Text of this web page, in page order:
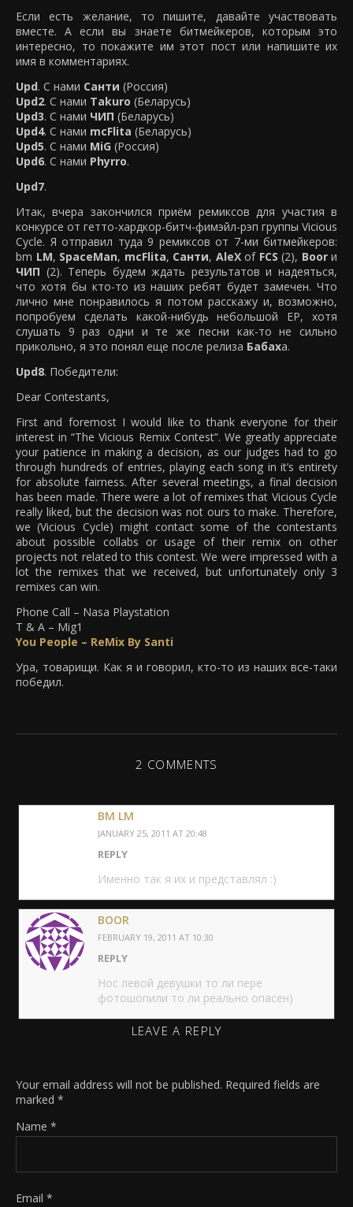
Если есть желание, то пишите, давайте участвовать
вместе. А если вы знаете битмейкеров, которым это
интересно, то покажите им этот пост или напишите их
имя в комментариях.
Upd. С нами Санти (Россия)
Upd2. С нами Takuro (Беларусь)
Upd3. С нами ЧИП (Беларусь)
Upd4. С нами mcFlita (Беларусь)
Upd5. С нами MiG (Россия)
Upd6. С нами Phyrro.
Upd7.
Итак, вчера закончился приём ремиксов для участия в
конкурсе от гетто-хардкор-битч-фимэйл-рэп группы Vicious
Cycle. Я отправил туда 9 ремиксов от 7-ми битмейкеров:
bm LM, SpaceMan, mcFlita, Санти, AleXof FCS (2), Boorи
ЧИП (2). Теперь будем ждать результатов и надеяться,
что хотя бы кто-то из наших ребят будет замечен. Что
лично мне понравилось я потом расскажу и, возможно,
попробуем сделать какой-нибудь небольшой ЕР, хотя
слушать 9 раз одни и те же песни как-то не сильно
прикольно, я это понял еще после релиза Бабаха.
Upd8. Победители:
Dear Contestants,
First and foremost I would like to thank everyone for their
interest in “The Vicious Remix Contest”. We greatly appreciate
your patience in making a decision, as our judges had to go
through hundreds of entries, playing each song in it’s entirety
for absolute fairness. After several meetings, a final decision
has been made. There were a lot of remixes that Vicious Cycle
really liked, but the decision was not ours to make. Therefore,
we (Vicious Cycle) might contact some of the contestants
about possible collabs or usage of their remix on other
projects not related to this contest. We were impressed with a
lot the remixes that we received, but unfortunately only 3
remixes can win.
Phone Call – Nasa Playstation
T & A – Mig1
You People – ReMix By Santi
Ура, товарищи. Как я и говорил, кто-то из наших все-таки
победил.
2 COMMENTS
BM LM
JANUARY 25, 2011 AT 20:48
REPLY
Именно так я их и представлял :)
BOOR
FEBRUARY 19, 2011 AT 10:30
REPLY
Нос левой девушки то ли пере
фотошопили то ли реально опасен)
LEAVE A REPLY
Your email address will not be published. Required fields are
marked *
Name *
Email *